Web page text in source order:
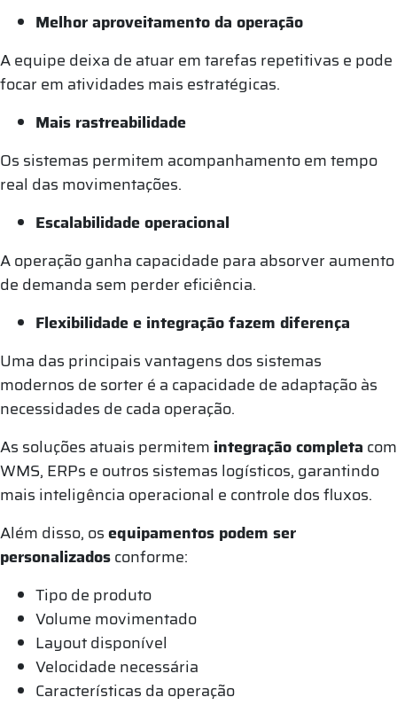
Melhor aproveitamento da operação
A equipe deixa de atuar em tarefas repetitivas e pode
focar em atividades mais estratégicas.
Mais rastreabilidade
Os sistemas permitem acompanhamento em tempo
real das movimentações.
Escalabilidade operacional
A operação ganha capacidade para absorver aumento
de demanda sem perder eficiência.
Flexibilidade e integração fazem diferença
Uma das principais vantagens dos sistemas
modernos de sorter é a capacidade de adaptação às
necessidades de cada operação.
As soluções atuais permitem integração completa com
WMS, ERPs e outros sistemas logísticos, garantindo
mais inteligência operacional e controle dos fluxos.
Além disso, osequipamentos podem ser
personalizadosconforme:
Tipo de produto
Volume movimentado
Layout disponível
Velocidade necessária
Características da operação